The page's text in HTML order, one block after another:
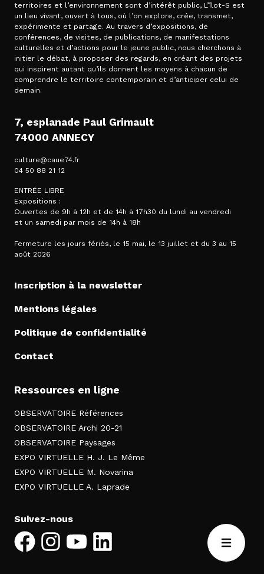
territoires et l’environnement sont d’intérêt public, L’îlot-S est
un lieu vivant, ouvert à tous, où l’on explore, crée, transmet,
expérimente et partage. Au travers d’expositions, de
conférences, de visites, de publications, de manifestations
culturelles et d’actions pour le jeune public, nous cherchons à
initier le débat, à proposer des regards, en créant des projets
qui inspirent autant qu’ils donnent les moyens à chacun de
comprendre le territoire contemporain et d’anticiper celui de
demain.
7, esplanade Paul Grimault
74000 ANNECY
culture@caue74.fr
04 50 88 21 12
ENTRÉE LIBRE
Expositions :
Ouvertes de 9h à 12h et de 14h à 17h30 du lundi au vendredi
et un samedi par mois de 14h à 18h
Fermeture les jours fériés, le 15 mai, le 13 juillet et du 3 au 15
août 2026
Inscription à la newsletter
Mentions légales
Politique de confidentialité
Contact
Ressources en ligne
OBSERVATOIRE Références
OBSERVATOIRE Archi 20-21
OBSERVATOIRE Paysages
EXPO VIRTUELLE H. J. Le Même
EXPO VIRTUELLE M. Novarina
EXPO VIRTUELLE A. Laprade
Suivez-nous